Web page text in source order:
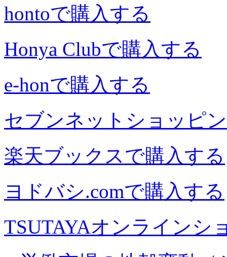
hontoで購入する
Honya Clubで購入する
e-honで購入する
セブンネットショッピ
楽天ブックスで購入する
ヨドバシ.comで購入する
TSUTAYAオンラインシ